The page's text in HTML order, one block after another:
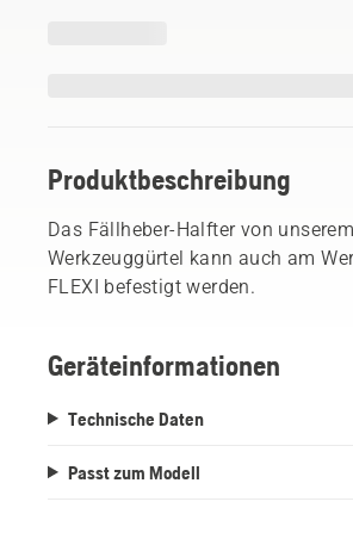
Produktbeschreibung
Das Fällheber-Halfter von
Werkzeuggürtel kann auch am
FLEXI befestigt werden.
Geräteinformationen
Technische Daten
Passt zum Modell